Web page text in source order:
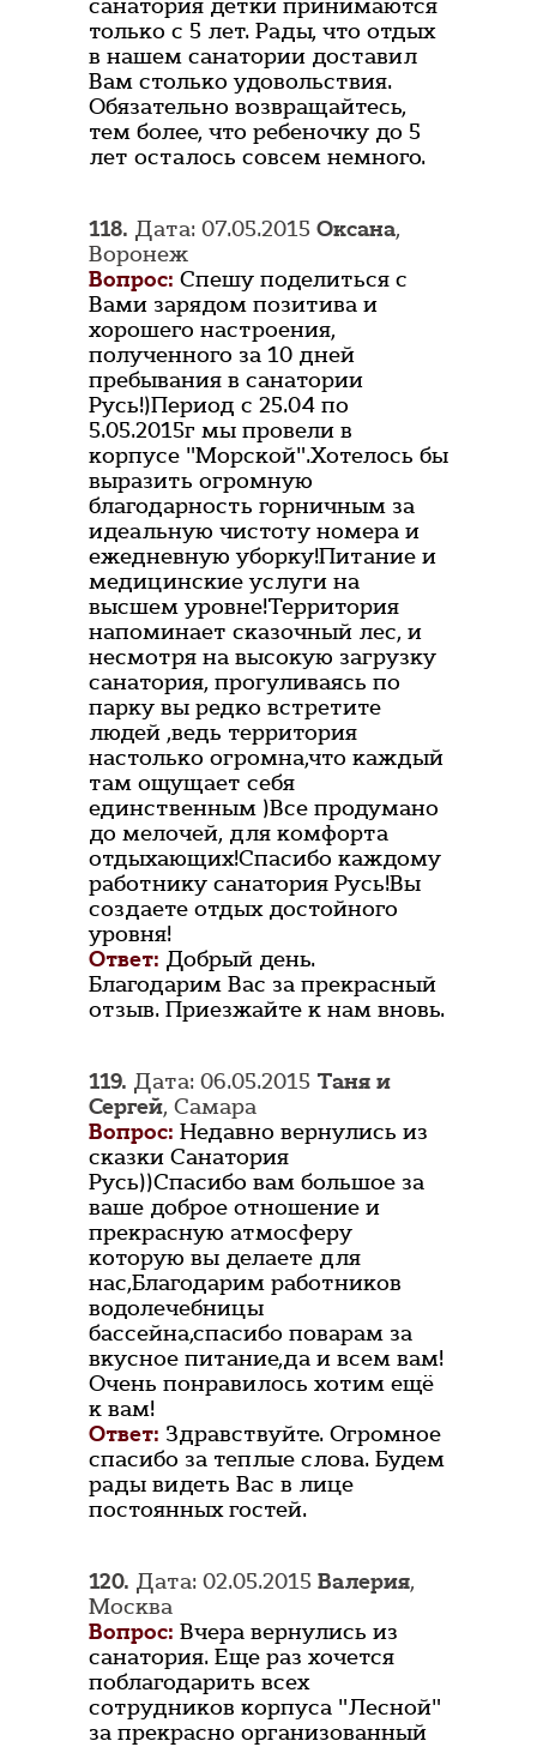
санатория детки принимаются
только с 5 лет. Рады, что отдых
в нашем санатории доставил
Вам столько удовольствия.
Обязательно возвращайтесь,
тем более, что ребеночку до 5
лет осталось совсем немного.
118. Дата: 07.05.2015 Оксана,
Воронеж
Вопрос: Спешу поделиться с
Вами зарядом позитива и
хорошего настроения,
полученного за 10 дней
пребывания в санатории
Русь!)Период с 25.04 по
5.05.2015г мы провели в
корпусе "Морской".Хотелось бы
выразить огромную
благодарность горничным за
идеальную чистоту номера и
ежедневную уборку!Питание и
медицинские услуги на
высшем уровне!Территория
напоминает сказочный лес, и
несмотря на высокую загрузку
санатория, прогуливаясь по
парку вы редко встретите
людей ,ведь территория
настолько огромна,что каждый
там ощущает себя
единственным )Все продумано
до мелочей, для комфорта
отдыхающих!Спасибо каждому
работнику санатория Русь!Вы
создаете отдых достойного
уровня!
Ответ: Добрый день.
Благодарим Вас за прекрасный
отзыв. Приезжайте к нам вновь.
119. Дата: 06.05.2015 Таня и
Сергей, Самара
Вопрос: Недавно вернулись из
сказки Санатория
Русь))Спасибо вам большое за
ваше доброе отношение и
прекрасную атмосферу
которую вы делаете для
нас,Благодарим работников
водолечебницы
бассейна,спасибо поварам за
вкусное питание,да и всем вам!
Очень понравилось хотим ещё
к вам!
Ответ: Здравствуйте. Огромное
спасибо за теплые слова. Будем
рады видеть Вас в лице
постоянных гостей.
120. Дата: 02.05.2015 Валерия,
Москва
Вопрос: Вчера вернулись из
санатория. Еще раз хочется
поблагодарить всех
сотрудников корпуса "Лесной"
за прекрасно организованный